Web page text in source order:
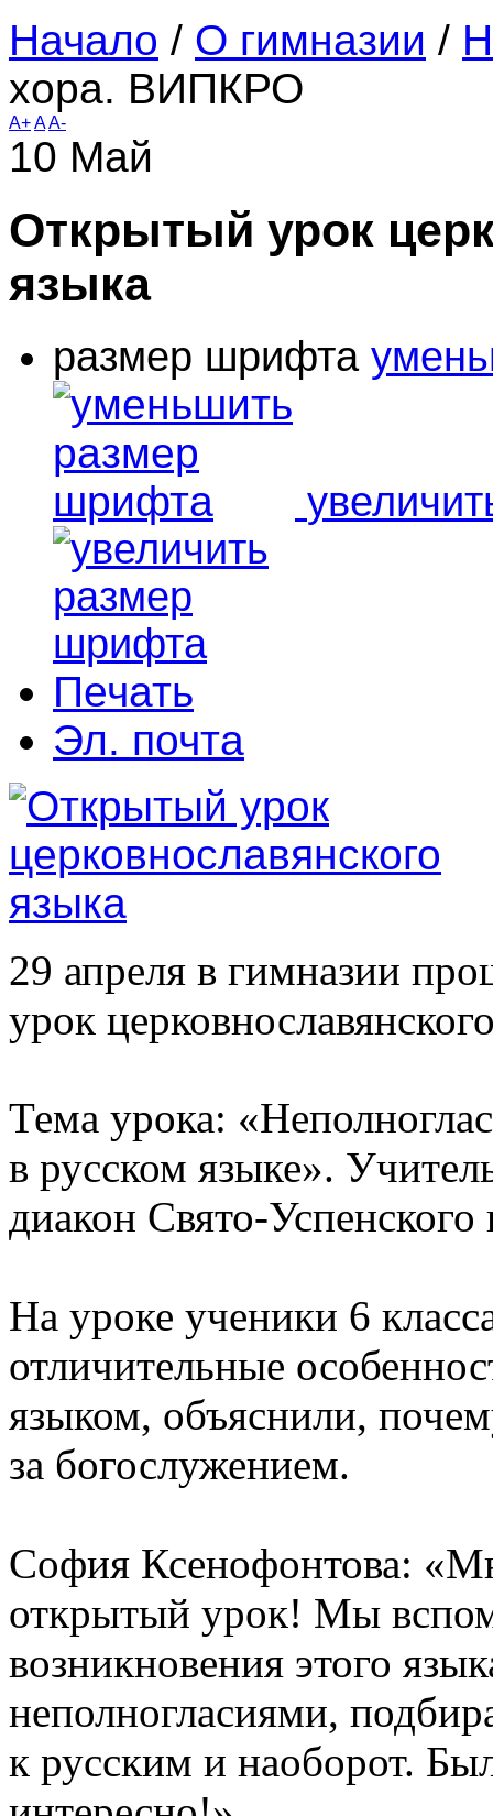
Начало / О гимназии /
хора. ВИПКРО
A+AA-
10 Май
Открытый урок
языка
размер шрифта
Печать
Эл. почта
29 апреля в гимназии
урок
Тема урока:
в русском языке».
диакон Свято-
На уроке ученики 6
отличительные
языком, объяснили,
за богослужением.
София Ксенофонтова:
открытый урок! Мы
возникновения этого
неполногласиями,
к русским и наоборот.